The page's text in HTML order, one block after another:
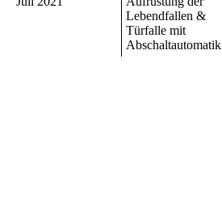
Lebendfallen &
Türfalle mit
Abschaltautomatik